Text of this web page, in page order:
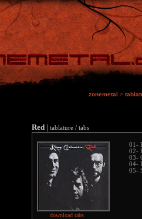
zonemetal >
Red | tablature / tabs
download tabs
01-
02-
03-
04-
05-